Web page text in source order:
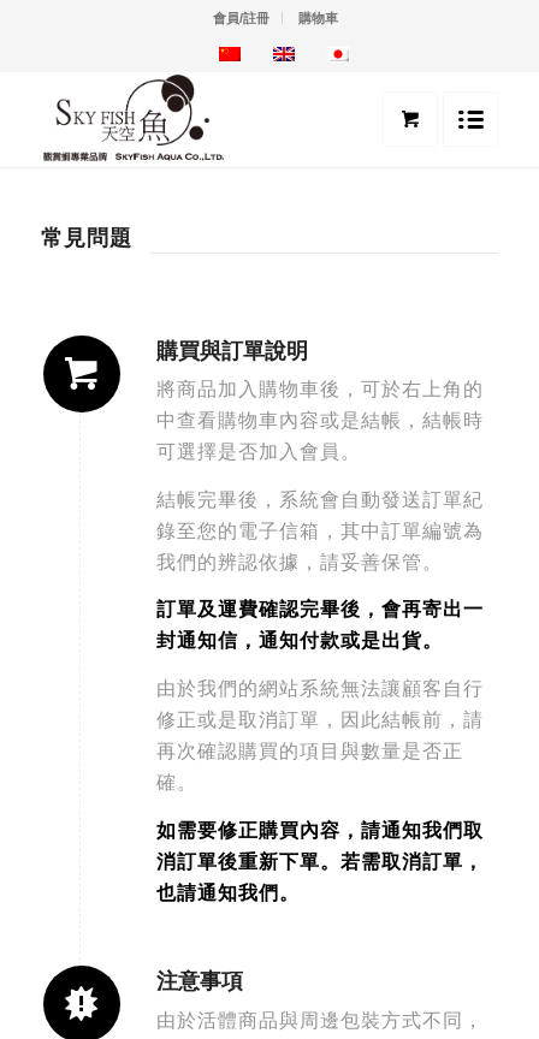
會員/註冊 購物車
常見問題
購買與訂單說明
將商品加入購物車後，可於右上角的
中查看購物車內容或是結帳，結帳時
可選擇是否加入會員。
結帳完畢後，系統會自動發送訂單紀
錄至您的電子信箱，其中訂單編號為
我們的辨認依據，請妥善保管。
訂單及運費確認完畢後，會再寄出一
封通知信，通知付款或是出貨。
由於我們的網站系統無法讓顧客自行
修正或是取消訂單，因此結帳前，請
再次確認購買的項目與數量是否正
確。
如需要修正購買內容，請通知我們取
消訂單後重新下單。若需取消訂單，
也請通知我們。
注意事項
由於活體商品與周邊包裝方式不同，